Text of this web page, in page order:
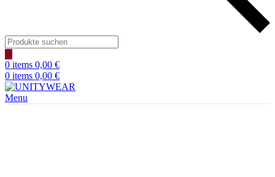
Products
search
0 items 0,00 €
0 items 0,00 €
Menu